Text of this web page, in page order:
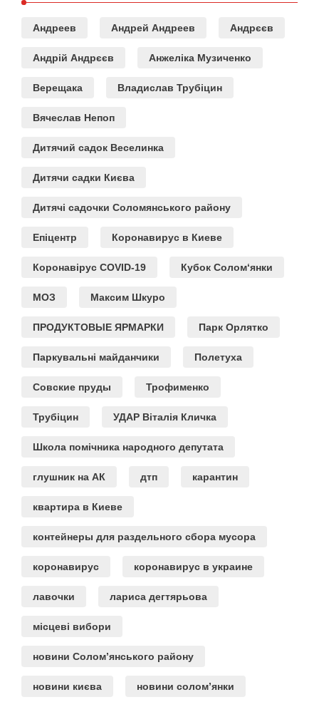
Андреев Андрей Андреев Андрєєв
Андрій Андрєєв Анжеліка Музиченко
Верещака Владислав Трубіцин
Вячеслав Непоп
Дитячий садок Веселинка
Дитячи садки Києва
Дитячі садочки Соломянського району
Епіцентр Коронавирус в Киеве
Коронавірус COVID-19 Кубок Солом‘янки
МОЗ Максим Шкуро
ПРОДУКТОВЫЕ ЯРМАРКИ Парк Орлятко
Паркувальні майданчики Полетуха
Совские пруды Трофименко
Трубіцин УДАР Віталія Кличка
Школа помічника народного депутата
глушник на АК дтп карантин
квартира в Киеве
контейнеры для раздельного сбора мусора
коронавирус коронавирус в украине
лавочки лариса дегтярьова
місцеві вибори
новини Солом’янського району
новини києва новини солом’янки